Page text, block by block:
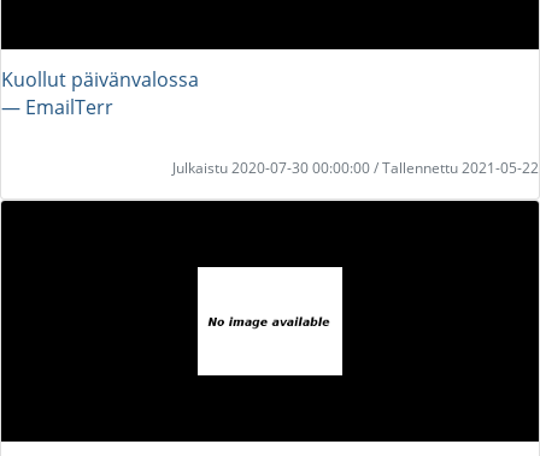
Kuollut päivänvalossa
― EmailTerr
Julkaistu 2020-07-30 00:00:00 / Tallennettu 2021-05-22